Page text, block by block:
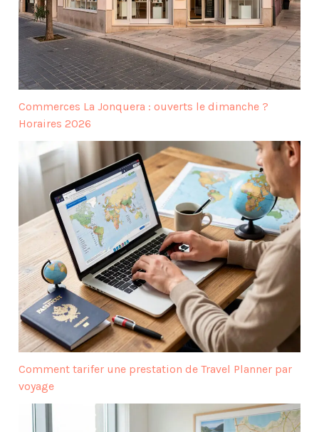
Commerces La Jonquera : ouverts le dimanche ?
Horaires 2026
Comment tarifer une prestation de Travel Planner par
voyage